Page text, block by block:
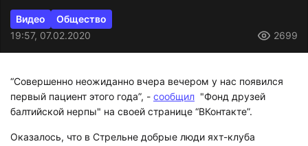
Видео
Общество
19:57, 07.02.2020
2699
“Совершенно неожиданно вчера вечером у нас появился
первый пациент этого года”, - сообщил "Фонд друзей
балтийской нерпы" на своей странице “ВКонтакте”.
Оказалось, что в Стрельне добрые люди яхт-клуба